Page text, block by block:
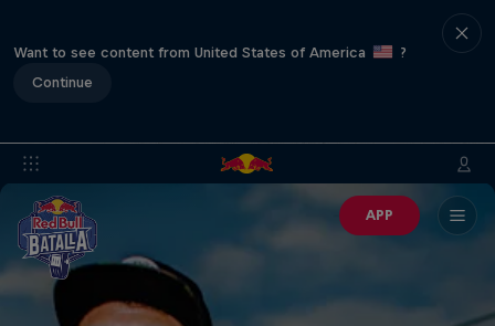
Want to see content from United States of America
?
Continue
APP